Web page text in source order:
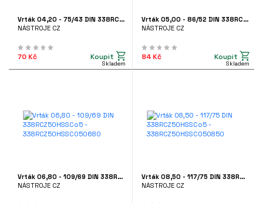
Vrták 04,20 - 75/43 DIN 338RCZ50HSSCo5 - 338RCZ50HSSCO50420
NÁSTROJE CZ
70 Kč Koupit
Skladem
Vrták 05,00 - 86/52 DIN 338RCZ50HSSCo5 - 338RCZ50HSSCO50500
NÁSTROJE CZ
84 Kč Koupit
Skladem
Vrták 06,80 - 109/69 DIN 338RCZ50HSSCo5 - 338RCZ50HSSCO50680
NÁSTROJE CZ
Vrták 08,50 - 117/75 DIN 338RCZ50HSSCo5 - 338RCZ50HSSCO50850
NÁSTROJE CZ